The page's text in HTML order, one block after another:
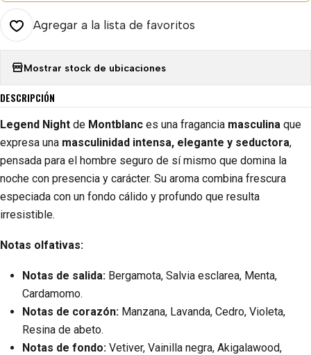
Agregar a la lista de favoritos
Mostrar stock de ubicaciones
DESCRIPCIÓN
Legend Night de Montblanc es una fragancia masculina que
expresa una masculinidad intensa, elegante y seductora,
pensada para el hombre seguro de sí mismo que domina la
noche con presencia y carácter. Su aroma combina frescura
especiada con un fondo cálido y profundo que resulta
irresistible.
Notas olfativas:
Notas de salida: Bergamota, Salvia esclarea, Menta,
Cardamomo.
Notas de corazón: Manzana, Lavanda, Cedro, Violeta,
Resina de abeto.
Notas de fondo: Vetiver, Vainilla negra, Akigalawood,